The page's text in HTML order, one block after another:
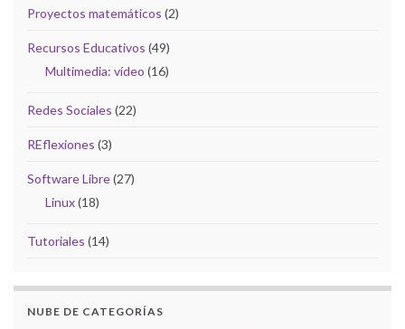
Proyectos matemáticos (2)
Recursos Educativos (49)
Multimedia: vídeo (16)
Redes Sociales (22)
REflexiones (3)
Software Libre(27)
Linux(18)
Tutoriales (14)
NUBE DE CATEGORÍAS